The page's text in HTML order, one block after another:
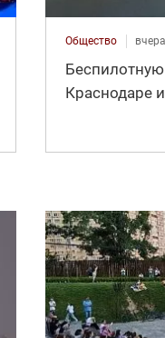
Общество
Краснодаре